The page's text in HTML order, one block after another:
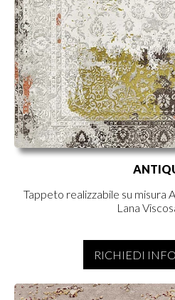
Tappeto realizzabile su misura
Lana
RICHIEDI